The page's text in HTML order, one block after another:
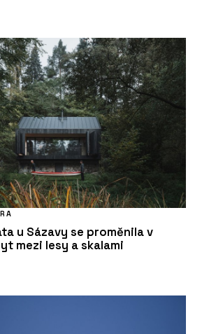
u Sázavy se proměnila v
mezi lesy a skalami